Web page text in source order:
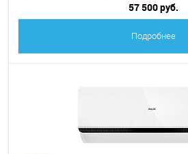
57 500 руб.
Подробнее